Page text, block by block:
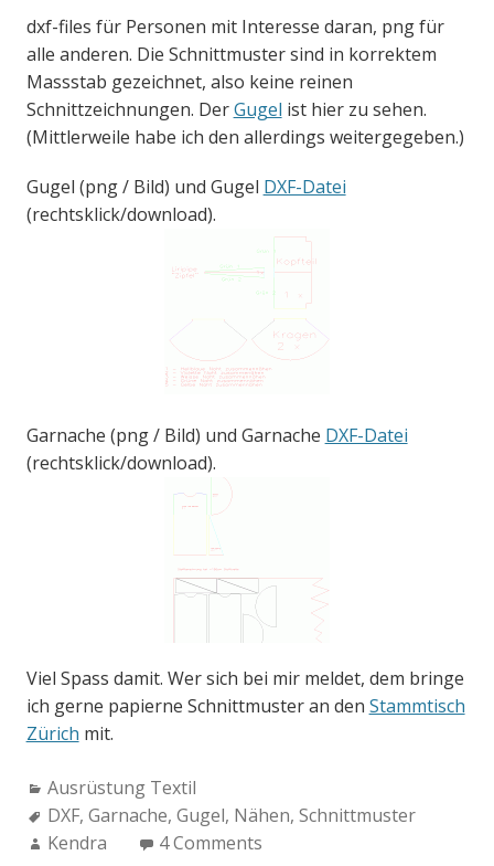
dxf-files für Personen mit Interesse daran, png für
alle anderen. Die Schnittmuster sind in korrektem
Massstab gezeichnet, also keine reinen
Schnittzeichnungen. DerGugel ist hier zu sehen.
(Mittlerweile habe ich den allerdings weitergegeben.)
Gugel (png / Bild) und Gugel DXF-Datei
(rechtsklick/download).
Garnache (png / Bild) und Garnache DXF-Datei
(rechtsklick/download).
Viel Spass damit. Wer sich bei mir meldet, dem bringe
ich gerne papierne Schnittmuster an den Stammtisch
Zürich mit.
Categories:
Ausrüstung Textil
Tags:
DXF, Garnache, Gugel, Nähen, Schnittmuster
Author:
Kendra 4 Comments